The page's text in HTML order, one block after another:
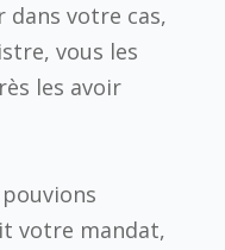
dans votre cas,
vous les
les avoir
votre mandat,